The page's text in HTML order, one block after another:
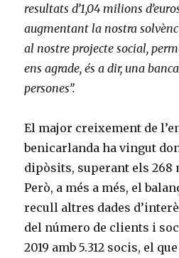
resultats d’1,04 milions
augmentant la nostra
al nostre projecte social,
ens agrade, és a dir, una
persones”.
El major creixement de
benicarlanda ha vingut
dipòsits, superant els 268
Però, a més a més, el
recull altres dades
del número de clients i
2019 amb 5.312 socis, el